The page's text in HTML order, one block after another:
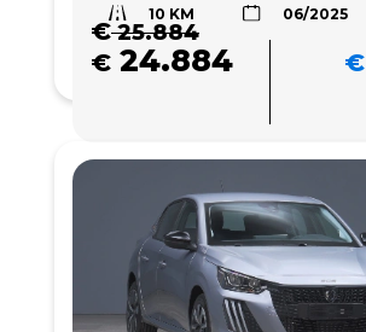
10 KM 06/2025
€25.884
€ 24.884 €